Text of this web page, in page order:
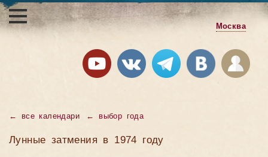
Москва
← все календари ← выбор года
Лунные затмения в 1974 году